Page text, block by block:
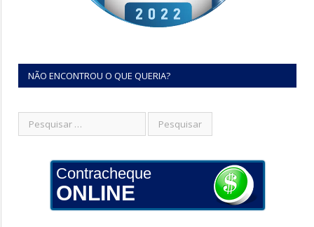
NÃO ENCONTROU O QUE QUERIA?
Contracheque
ONLINE